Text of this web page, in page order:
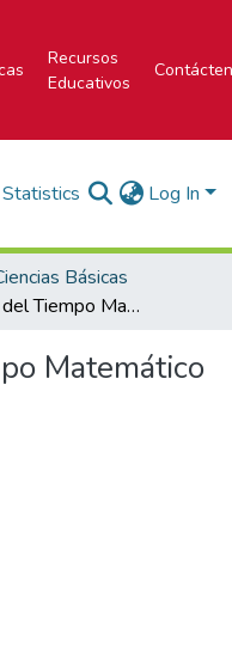
Recursos
Educativos
Statistics Log In
Básicas
La Máquina del Tiempo Matemático
Matemático